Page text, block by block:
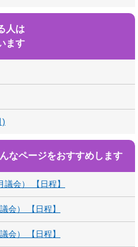
人は
ます
)
なページをおすすめします
会） 【日程】
会） 【日程】
会） 【日程】